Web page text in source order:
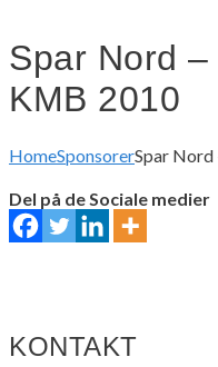
Spar Nord
KMB 2010
HomeSponsorerSpar Nord
Del på de Sociale medier
KONTAKT